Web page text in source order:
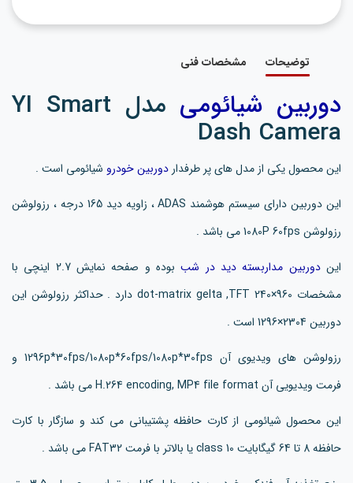
توضیحات مشخصات فنی
دوربين شيائومی مدل YI Smart
Dash Camera
این محصول یکی از مدل های پر طرفدار دوربین خودرو شیائومی است .
این دوربین دارای سیستم هوشمند ADAS ، زاویه دید 165 درجه ، رزولوشن
رزولوشن 1080P 60fps می باشد .
ایندوربین مداربسته دید در شب
بوده و صفحه نمایش 2.7 اینچی با
مشخصات 960×240 dot-matrix gelta ,TFT دارد . حداکثر رزولوشن این
دوربین 2304×1296 است .
رزولوشن های ویدیوی آن 1296p*30fps/1080p*60fps/1080p*30fps و
فرمت ویدیویی آن H.264 encoding, MP4 file format می باشد .
این محصول شیائومی از کارت حافظه پشتیبانی می کند و سازگار با کارت
حافظه 8 تا 64 گیگابایت class 10 یا بالاتر با فرمت FAT32 می باشد .